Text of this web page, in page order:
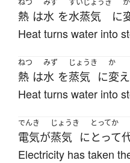
ねつ
熱 は
みず
水 を
すいじょうき
水蒸気 に
か
Heat turns water into
ねつ
熱 は
みず
水 を
じょうき
蒸気 に
か
変
Heat turns water into
でんき
電気が
じょうき
蒸気 に
とってか
とって
Electricity has taken